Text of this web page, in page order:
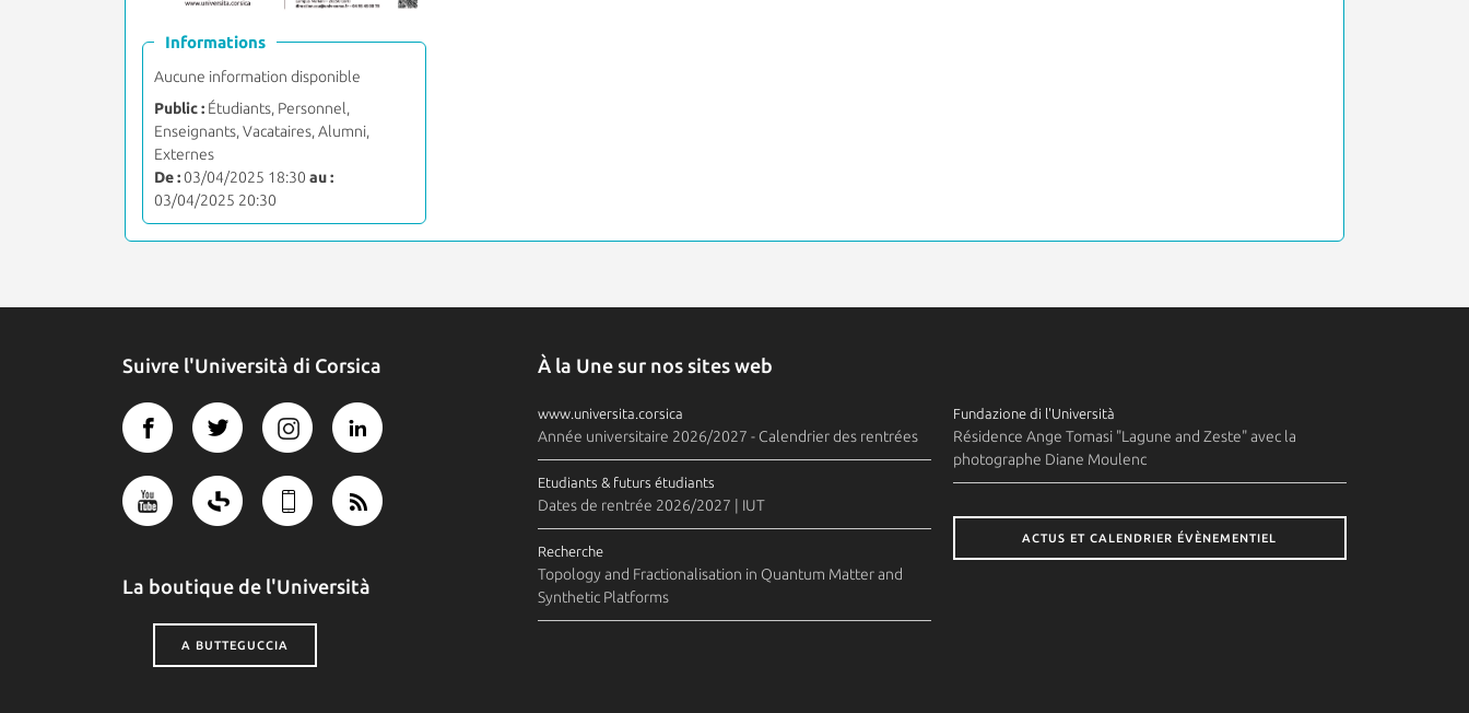
Informations
Aucune information disponible
Public : Étudiants, Personnel,
Enseignants, Vacataires, Alumni,
Externes
De :03/04/2025 18:30 au :
03/04/2025 20:30
Suivre l'Università di Corsica
La boutique de l'Università
A BUTTEGUCCIA
À la Une sur nos sites web
www.universita.corsica
Année universitaire 2026/2027 - Calendrier des rentrées
Etudiants & futurs étudiants
Dates de rentrée 2026/2027 | IUT
Recherche
Topology and Fractionalisation in Quantum Matter and
Synthetic Platforms
Fundazione di l'Università
Résidence Ange Tomasi "Lagune and Zeste" avec la
photographe Diane Moulenc
ACTUS ET CALENDRIER ÉVÈNEMENTIEL